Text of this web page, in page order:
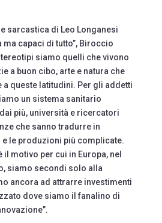
sarcastica di Leo Longanesi
ma capaci di tutto”, Biroccio
siamo quelli che vivono
a buon cibo, arte e natura che
a queste latitudini. Per gli addetti
un sistema sanitario
più, università e ricercatori
che sanno tradurre in
le produzioni più complicate.
il motivo per cui in Europa, nel
siamo secondi solo alla
ancora ad attrarre investimenti
dove siamo il fanalino di